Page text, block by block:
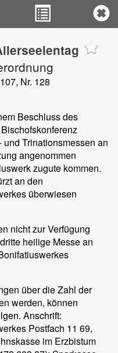
Nr. 128
Beschluss des
Trinationsmessen an
angenommen
zugute kommen.
an den
überwiesen
nicht zur Verfügung
heilige Messe an
über die Zahl der
werden, können
Anschrift:
Postfach 11 69,
im Erzbistum